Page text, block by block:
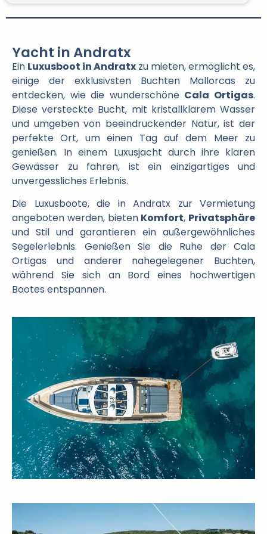
Yacht in Andratx
Ein Luxusboot in Andratx zu mieten, ermöglicht es,
einige der exklusivsten Buchten Mallorcas zu
entdecken, wie die wunderschöne Cala Ortigas.
Diese versteckte Bucht, mit kristallklarem Wasser
und umgeben von beeindruckender Natur, ist der
perfekte Ort, um einen Tag auf dem Meer zu
genießen. In einem Luxusjacht durch ihre klaren
Gewässer zu fahren, ist ein einzigartiges und
unvergessliches Erlebnis.
Die Luxusboote, die in Andratx zur Vermietung
angeboten werden, bieten Komfort, Privatsphäre
und Stil und garantieren ein außergewöhnliches
Segelerlebnis. Genießen Sie die Ruhe der Cala
Ortigas und anderer nahegelegener Buchten,
während Sie sich an Bord eines hochwertigen
Bootes entspannen.